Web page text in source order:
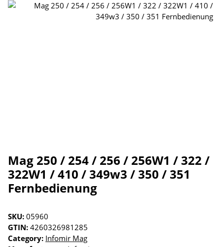
Mag 250 / 254 / 256 / 256W1 / 322 /
322W1 / 410 / 349w3 / 350 / 351
Fernbedienung
SKU: 05960
GTIN: 4260326981285
Category: Infomir Mag